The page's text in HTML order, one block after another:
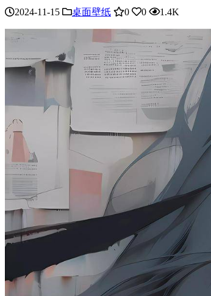
2024-11-15 桌面壁纸 0 0 1.4K